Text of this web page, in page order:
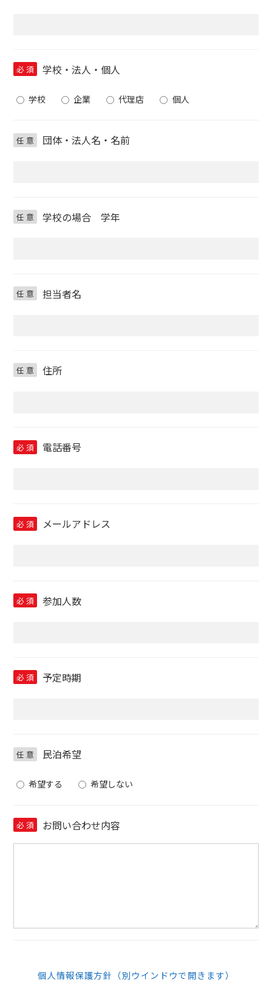
学校・法人・個人
必須
学校 企業 代理店 個人
団体・法人名・名前
任 意
学校の場合 学年
任 意
担当者名
任 意
住所
任 意
電話番号
必須
メールアドレス
必須
参加人数
必須
予定時期
必須
民泊希望
任 意
希望する 希望しない
お問い合わせ内容
必須
個人情報保護方針（別ウインドウで開きます）